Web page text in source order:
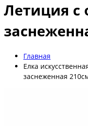
Летиция с
Главная
Елка
заснеженная